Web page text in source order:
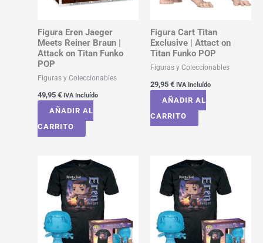
Figura Eren Jaeger
Meets Reiner Braun |
Attack on Titan Funko
POP
Figuras y Coleccionables
49,95 € IVA Incluído
AÑADIR AL
CARRITO
Figura Cart Titan
Exclusive | Attact on
Titan Funko POP
Figuras y Coleccionables
29,95 € IVA Incluído
AÑADIR AL
CARRITO